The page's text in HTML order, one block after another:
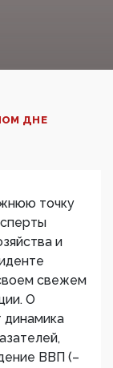
ДНЕ
точку
и
свежем
О
динамика
ВВП (–